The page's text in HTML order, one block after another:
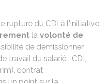
rupture du CDI à l'initiative
la volonté de
de démissionner
travail du salarié : CDI,
contrat